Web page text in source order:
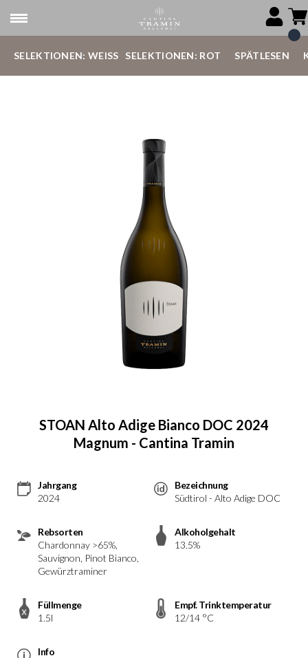
SELEKTIONEN: WEISS SELEKTIONEN: ROT SPÄTLESEN
STOAN Alto Adige Bianco DOC 2024
Magnum - Cantina Tramin
Jahrgang
2024
Bezeichnung
Südtirol - Alto Adige DOC
Rebsorten
Chardonnay >65%,
Sauvignon, Pinot Bianco,
Gewürztraminer
Alkoholgehalt
13.5%
Füllmenge
1.5l
Empf. Trinktemperatur
12/14 °C
Info